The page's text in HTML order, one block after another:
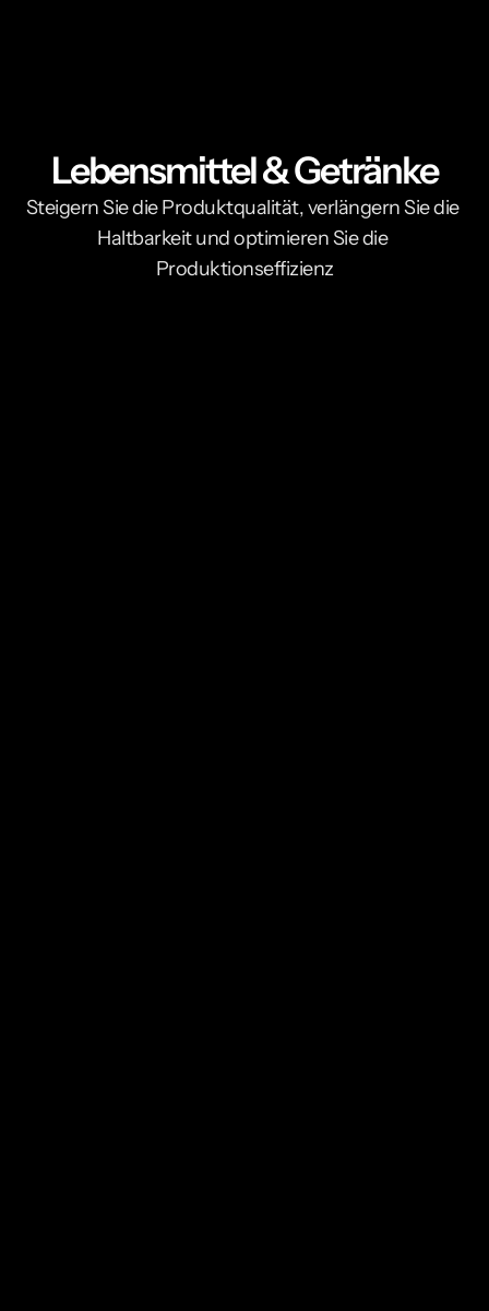
Lebensmittel & Getränke
Steigern Sie die Produktqualität, verlängern Sie die
Haltbarkeit und optimieren Sie die
Produktionseffizienz